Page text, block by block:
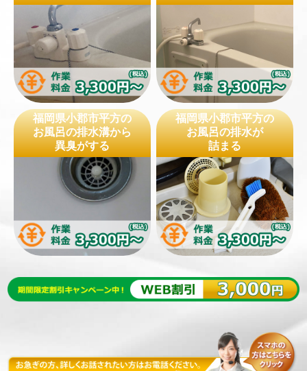
福岡県小郡市平方の
お風呂の排水溝から
異臭がする
福岡県小郡市平方の
お風呂の排水が
詰まる